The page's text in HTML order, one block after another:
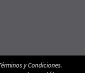
y Condiciones.